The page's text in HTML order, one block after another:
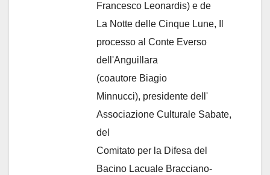
Francesco Leonardis) e de
La Notte delle Cinque Lune, Il
processo al Conte Everso
dell'Anguillara
(coautore Biagio
Minnucci), presidente dell'
Associazione Culturale Sabate,
del
Comitato per la Difesa del
Bacino Lacuale Bracciano-